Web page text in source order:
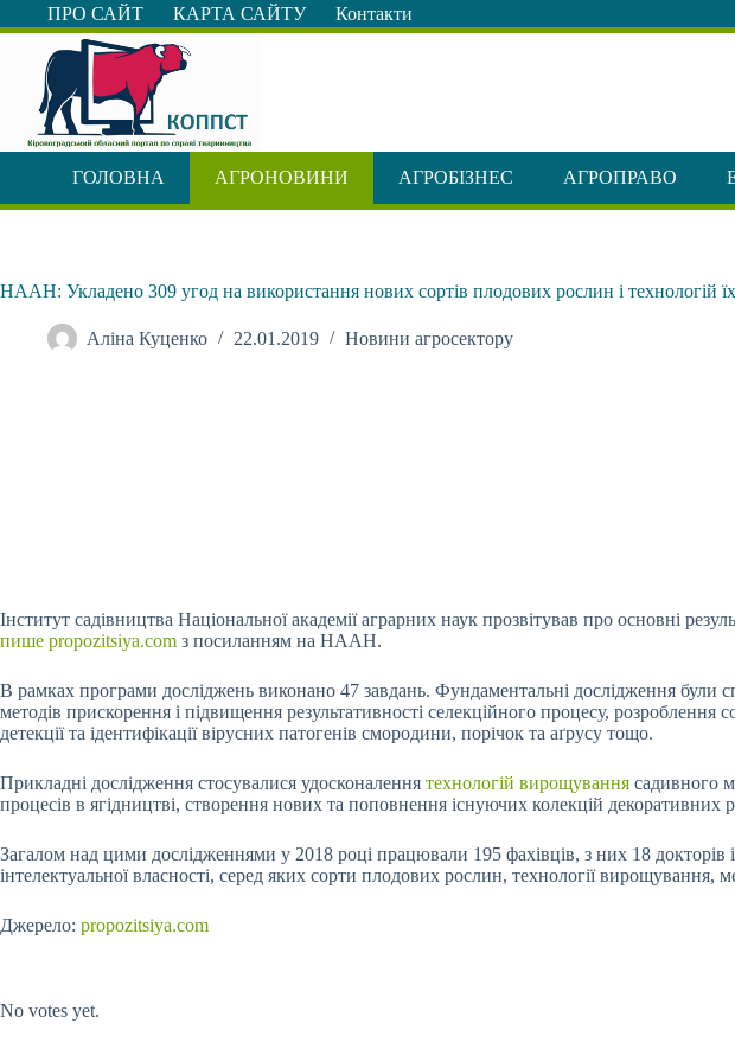
Перейти
до
ПРО САЙТ КАРТА САЙТУ Контакти
ГОЛОВНА АГРОНОВИНИ АГРОБІЗНЕС АГРОПРАВО
НААН: Укладено 309 угод на використання нових сортів плодових рослин і технологій
Аліна Куценко 22.01.2019 Новини агросектору
Інститут садівництва Національної академії аграрних наук прозвітував про основні
пише propozitsiya.com з посиланням на НААН.
В рамках програми досліджень виконано 47 завдань. Фундаментальні дослідження були
методів прискорення і підвищення результативності селекційного процесу,
детекції та ідентифікації вірусних патогенів смородини, порічок та аґрусу тощо.
Прикладні дослідження стосувалися удосконалення технологій вирощування садивного
процесів в ягідництві, створення нових та поповнення існуючих колекцій
Загалом над цими дослідженнями у 2018 році працювали 195 фахівців, з них 18 докторів
інтелектуальної власності, серед яких сорти плодових рослин, технології вирощування,
Джерело: propozitsiya.com
No votes yet.